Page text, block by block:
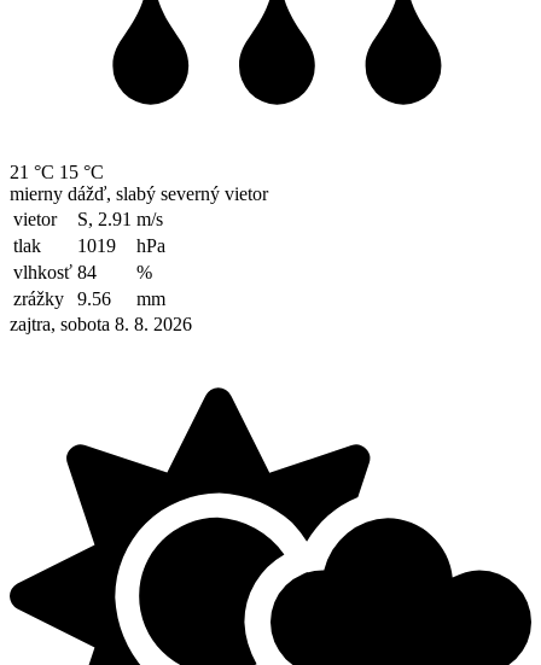
21 °C 15 °C
mierny dážď, slabý severný vietor
vietor
S, 2.91 m/s
tlak
1019
hPa
vlhkosť 84
%
zrážky
9.56
mm
zajtra, sobota 8. 8. 2026